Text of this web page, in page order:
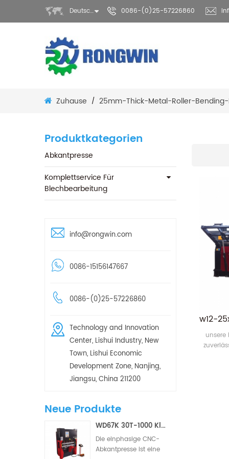
Deutsch 0086-(0)25-57226860
Zuhause / 25mm-Thick-Metal-Roller-
Produktkategorien
Abkantpresse
Komplettservice Für
Blechbearbeitung
info@rongwin.com
0086-15156147667
0086-(0)25-57226860
Technology and Innovation
Center, Lishui Industry, New
Town, Lishui Economic
Development Zone, Nanjing,
Jiangsu, China 211200
Neue Produkte
WD67K 30T-1000 Kleine hydraulische Torsionsstab-CNC-Abkantpresse (2/3 Achsen)
Die einphasige CNC-
Abkantpresse ist eine
unsere